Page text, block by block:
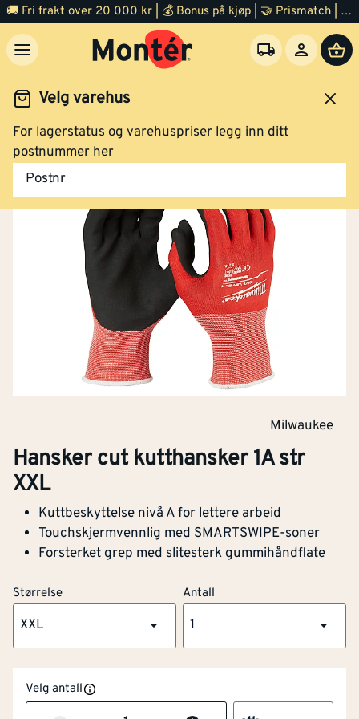
🚚 Fri frakt over 20 000 kr | 💰 Bonus på kjøp | 🤝 Prismatch | ⭐ 100% fornøyd garanti | 🏪 140 byggevarehus
Velg varehus
For lagerstatus og varehuspriser legg inn ditt
postnummer her
Postnr
Arbeidsklær og verneutstyr
Milwaukee
Hansker cut kutthansker 1A str
XXL
Kuttbeskyttelse nivå A for lettere arbeid
Touchskjermvennlig med SMARTSWIPE-soner
Forsterket grep med slitesterk gummihåndflate
Størrelse
XXL
Antall
1
Velg antall
Høy synlighet
(signalfarger)
Nei
Lang utførelse
Beskyttelse mot
mekaniske farer
Beskyttelse mot
mikroorganismer
Nei
Beskyttelse mot varme og
ild
Nei
Beskyttelse mot